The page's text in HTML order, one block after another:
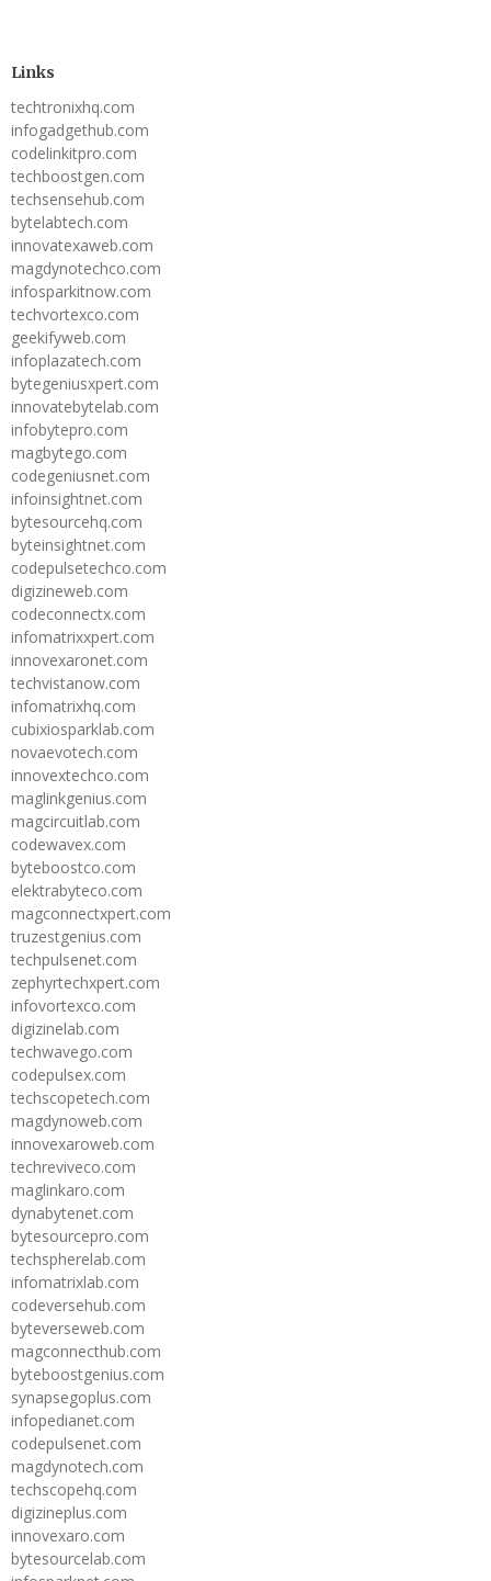
Links
techtronixhq.com
infogadgethub.com
codelinkitpro.com
techboostgen.com
techsensehub.com
bytelabtech.com
innovatexaweb.com
magdynotechco.com
infosparkitnow.com
techvortexco.com
geekifyweb.com
infoplazatech.com
bytegeniusxpert.com
innovatebytelab.com
infobytepro.com
magbytego.com
codegeniusnet.com
infoinsightnet.com
bytesourcehq.com
byteinsightnet.com
codepulsetechco.com
digizineweb.com
codeconnectx.com
infomatrixxpert.com
innovexaronet.com
techvistanow.com
infomatrixhq.com
cubixiosparklab.com
novaevotech.com
innovextechco.com
maglinkgenius.com
magcircuitlab.com
codewavex.com
byteboostco.com
elektrabyteco.com
magconnectxpert.com
truzestgenius.com
techpulsenet.com
zephyrtechxpert.com
infovortexco.com
digizinelab.com
techwavego.com
codepulsex.com
techscopetech.com
magdynoweb.com
innovexaroweb.com
techreviveco.com
maglinkaro.com
dynabytenet.com
bytesourcepro.com
techspherelab.com
infomatrixlab.com
codeversehub.com
byteverseweb.com
magconnecthub.com
byteboostgenius.com
synapsegoplus.com
infopedianet.com
codepulsenet.com
magdynotech.com
techscopehq.com
digizineplus.com
innovexaro.com
bytesourcelab.com